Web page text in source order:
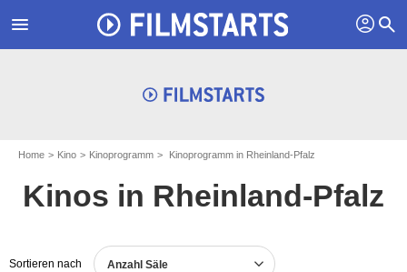
menu profil search
Home Kino Kinoprogramm Kinoprogramm in Rheinland-Pfalz
Kinos in Rheinland-Pfalz
Sortieren nach Anzahl Säle